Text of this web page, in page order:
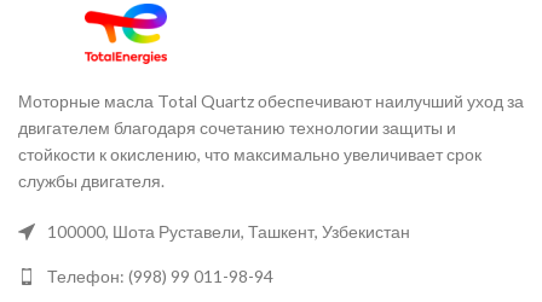
QUARTZ 9000 FUTURE NFC 5W-
30 рекомендуется для
турбированных,
двигателей с прямым впрыском.
TOTAL QUARTZ 9000 FUTURE
NFC 5W-30 может применяться
при наиболее сложных
городские поездки по пробкам) в
любое время года. Моторное
масло TOTAL QUARTZ 9000
FUTURE NFC 5W-30 совместимо
Моторные масла Total Quartz обеспечивают наилучший уход за
двигателем благодаря сочетанию технологии защиты и
стойкости к окислению, что максимально увеличивает срок
службы двигателя.
100000, Шота Руставели, Ташкент, Узбекистан
Телефон: (998) 99 011-98-94